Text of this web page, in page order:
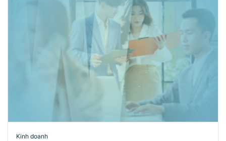
Kinh doanh